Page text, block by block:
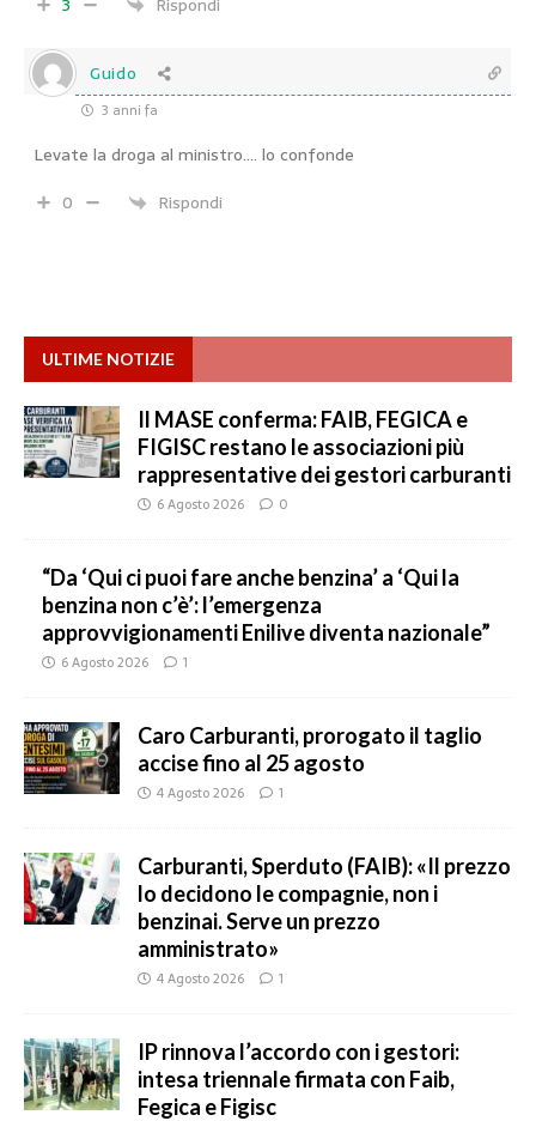
Guido
3 anni fa
Levate la droga al ministro…. lo confonde
0
Rispondi
ULTIME NOTIZIE
Il MASE conferma: FAIB, FEGICA e
FIGISC restano le associazioni più
rappresentative dei gestori carburanti
6 Agosto 2026 0
“Da ‘Qui ci puoi fare anche benzina’ a ‘Qui la
benzina non c’è’: l’emergenza
approvvigionamenti Enilive diventa nazionale”
6 Agosto 2026 1
Caro Carburanti, prorogato il taglio
accise fino al 25 agosto
4 Agosto 2026 1
Carburanti, Sperduto (FAIB): «Il prezzo
lo decidono le compagnie, non i
benzinai. Serve un prezzo
amministrato»
4 Agosto 2026 1
IP rinnova l’accordo con i gestori:
intesa triennale firmata con Faib,
Fegica e Figisc